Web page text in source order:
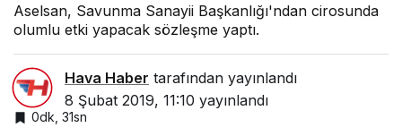
Aselsan, Savunma Sanayii Başkanlığı'ndan cirosunda
olumlu etki yapacak sözleşme yaptı.
Hava Haber tarafından yayınlandı
8 Şubat 2019, 11:10 yayınlandı
0dk, 31sn